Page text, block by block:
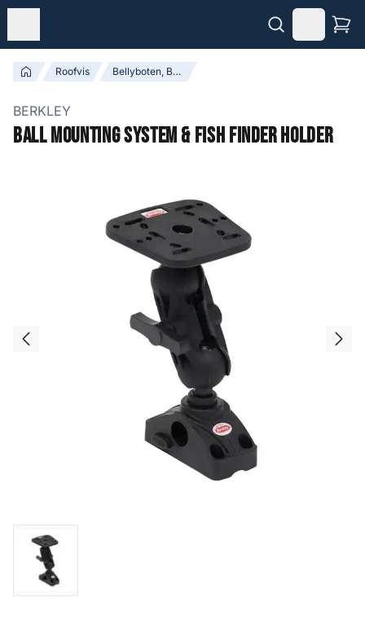
Roofvis Bellyboten, Boten en Accessoires
BERKLEY
Ball Mounting System & Fish Finder Holder